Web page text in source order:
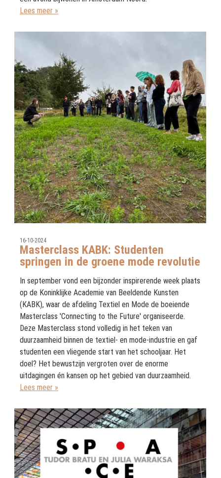
Lees meer »
16-10-2024
Masterclass KABK: Studenten
springen in de groene mode revolutie
In september vond een bijzonder inspirerende week plaats
op de Koninklijke Academie van Beeldende Kunsten
(KABK), waar de afdeling Textiel en Mode de boeiende
Masterclass 'Connecting to the Future' organiseerde.
Deze Masterclass stond volledig in het teken van
duurzaamheid binnen de textiel- en mode-industrie en gaf
studenten een vliegende start van het schooljaar. Het
doel? Het bewustzijn vergroten over de enorme
uitdagingen én kansen op het gebied van duurzaamheid.
Lees meer »